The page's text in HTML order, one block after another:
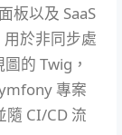
板以及 SaaS
於非同步處
的 Twig，
專案
隨 CI/CD 流